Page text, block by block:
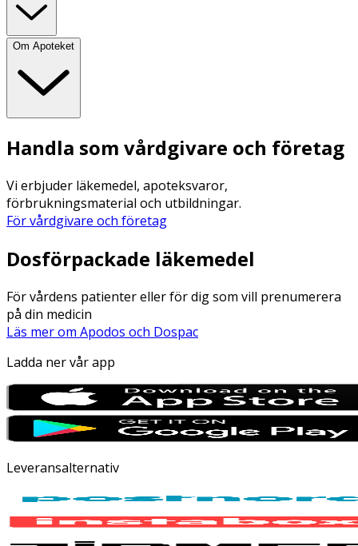
Om Apoteket
Handla som vårdgivare och företag
Vi erbjuder läkemedel, apoteksvaror,
förbrukningsmaterial och utbildningar.
För vårdgivare och företag
Dosförpackade läkemedel
För vårdens patienter eller för dig som vill prenumerera
på din medicin
Läs mer om Apodos och Dospac
Ladda ner vår app
Leveransalternativ